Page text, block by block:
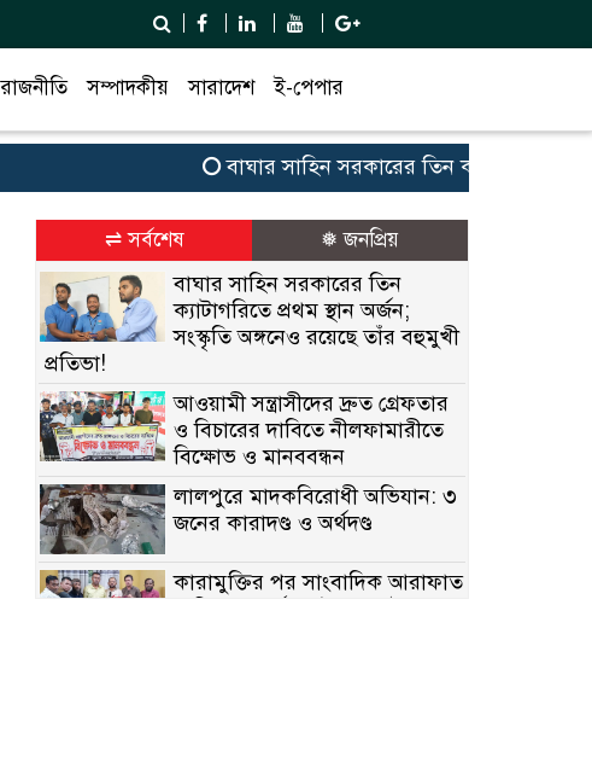
রাজনীতি সম্পাদকীয় সারাদেশ ই-পেপার
বাঘার সাহিন সরকারের তিন ক্যাটাগরিতে প্রথম
⇌ সর্বশেষ ❅ জনপ্রিয়
বাঘার সাহিন সরকারের তিন
ক্যাটাগরিতে প্রথম স্থান অর্জন;
সংস্কৃতি অঙ্গনেও রয়েছে তাঁর বহুমুখী
প্রতিভা!
আওয়ামী সন্ত্রাসীদের দ্রুত গ্রেফতার
ও বিচারের দাবিতে নীলফামারীতে
বিক্ষোভ ও মানববন্ধন
লালপুরে মাদকবিরোধী অভিযান: ৩
জনের কারাদণ্ড ও অর্থদণ্ড
কারামুক্তির পর সাংবাদিক আরাফাত